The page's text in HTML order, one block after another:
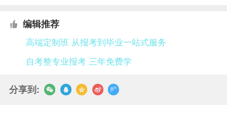
编辑推荐
高端定制班 从报考到毕业一站式服务
自考整专业报考 三年免费学
分享到: